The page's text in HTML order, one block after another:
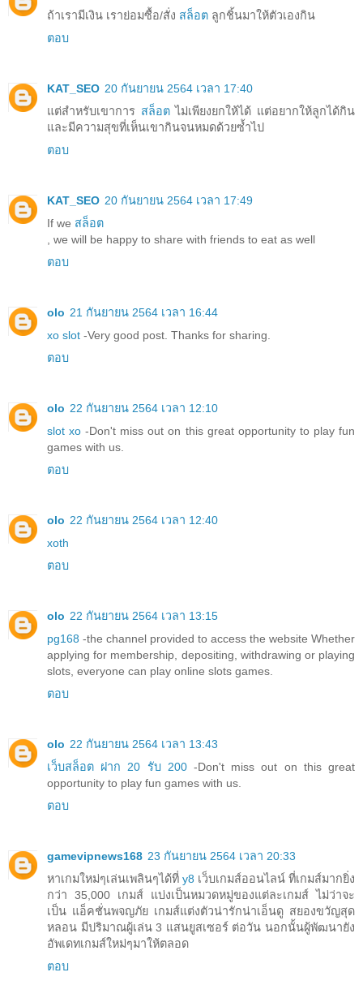
ถ้าเรามีเงิน เราย่อมซื้อ/สั่ง สล็อต ลูกชิ้นมาให้ตัวเองกิน
ตอบ
KAT_SEO 20 กันยายน 2564 เวลา 17:40
แต่สำหรับเขาการ สล็อตไม่เพียงยกให้ได้ แต่อยากให้ลูกได้กิน
และมีความสุขที่เห็นเขากินจนหมดด้วยซ้ำไป
ตอบ
KAT_SEO 20 กันยายน 2564 เวลา 17:49
If we สล็อต
, we will be happy to share with friends to eat as well
ตอบ
olo 21 กันยายน 2564 เวลา 16:44
xo slot -Very good post. Thanks for sharing.
ตอบ
olo 22 กันยายน 2564 เวลา 12:10
slot xo -Don't miss out on this great opportunity to play fun
games with us.
ตอบ
olo 22 กันยายน 2564 เวลา 12:40
xoth
ตอบ
olo 22 กันยายน 2564 เวลา 13:15
pg168 -the channel provided to access the website Whether
applying for membership, depositing, withdrawing or playing
slots, everyone can play online slots games.
ตอบ
olo 22 กันยายน 2564 เวลา 13:43
เว็บสล็อต ฝาก 20 รับ 200-Don't miss out on this great
opportunity to play fun games with us.
ตอบ
gamevipnews168 23 กันยายน 2564 เวลา 20:33
หาเกมใหม่ๆเล่นเพลินๆได้ที่ y8 เว็บเกมส์ออนไลน์ ที่เกมส์มากยิ่ง
กว่า 35,000 เกมส์ แบ่งเป็นหมวดหมู่ของแต่ละเกมส์ ไม่ว่าจะ
เป็น แอ็คชั่นพจญภัย เกมส์แต่งตัวน่ารักน่าเอ็นดู สยองขวัญสุด
หลอน มีปริมาณผู้เล่น 3 แสนยูสเซอร์ ต่อวัน นอกนั้นผู้พัฒนายัง
อัพเดทเกมส์ใหม่ๆมาให้ตลอด
ตอบ